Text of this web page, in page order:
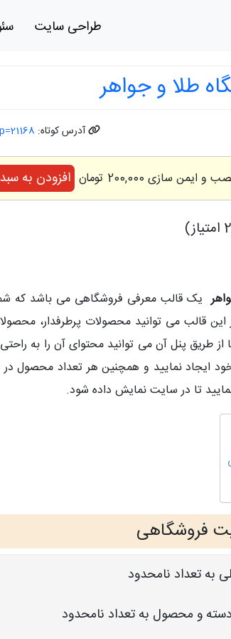
طراحی سایت
طلا و جواهر
آدرس کوتاه:
سازی 200,000 تومان افزودن به
یک قالب معرفی فروشگاهی می باشد که
این قالب می توانید محصولات پرطرفدار،
طریق پنل آن می توانید محتوای آن را به
ایجاد نمایید و همچنین هر تعداد محصول
تا در سایت نمایش داده شود.
فروشگاهی
به تعداد نامحدود
و محصول به تعداد نامحدود